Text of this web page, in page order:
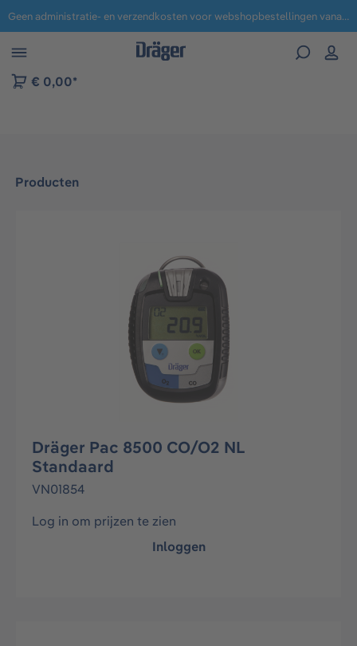
naar navigatie B2B-platform Geen administratie- en verzendkosten voor webshopbestellingen vanaf € 100,-.
€ 0,00*
Producten
Dräger Pac 8500 CO/O2 NL
Standaard
VN01854
Log in om prijzen te zien
Inloggen